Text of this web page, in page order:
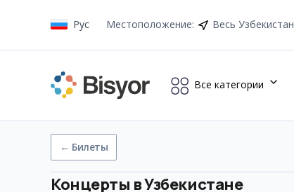
Рус Местоположение: Весь Узбекистан
Все категории
← Билеты
Концерты в Узбекистане